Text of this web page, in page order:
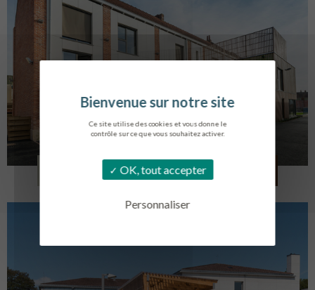
Ce site utilise des cookies et vous donne le
contrôle sur ce que vous souhaitez activer.
OK, tout accepter
Personnaliser
LOG. JEUNES TRAVAILLEURS